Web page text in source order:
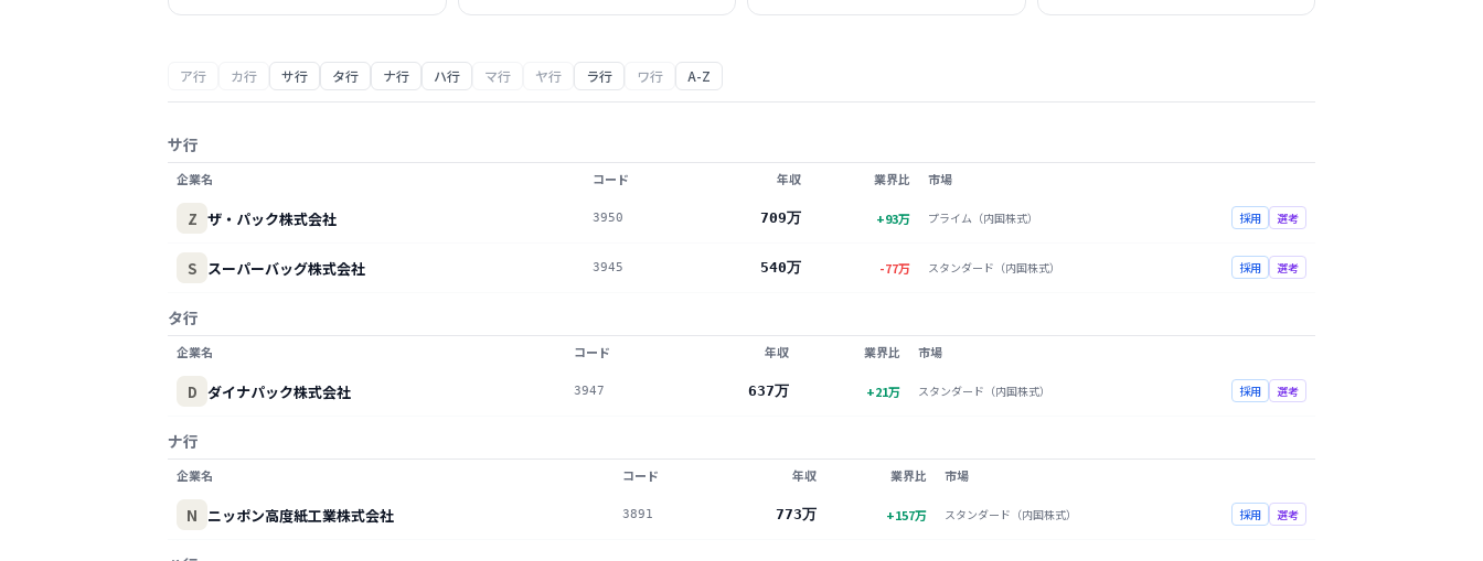
ア行 カ行 サ行 タ行 ナ行 ハ行 マ行 ヤ行 ラ行 ワ行 A-Z
サ行
企業名 コード 年収 業界比 市場
Z ザ・パック株式会社 3950 709万 +93万 プライム（内国株式） 採用 選考
S スーパーバッグ株式会社 3945 540万 -77万 スタンダード（内国株式） 採用 選考
タ行
企業名 コード 年収 業界比 市場
D ダイナパック株式会社 3947 637万 +21万 スタンダード（内国株式） 採用 選考
ナ行
企業名 コード 年収 業界比 市場
N ニッポン高度紙工業株式会社 3891 773万 +157万 スタンダード（内国株式） 採用 選考